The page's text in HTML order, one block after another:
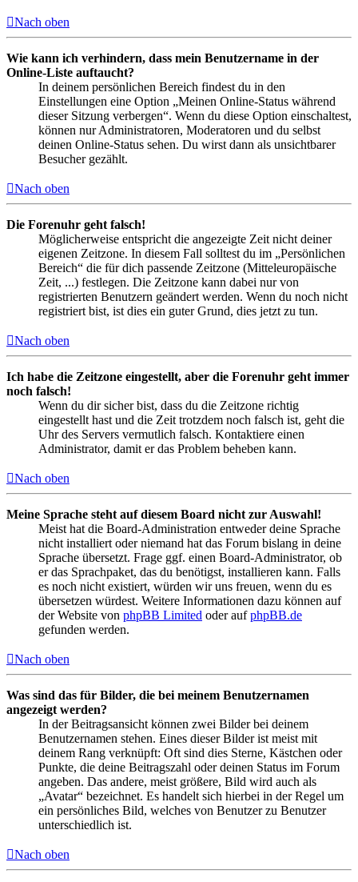
Nach oben
Wie kann ich verhindern, dass mein Benutzername in der
Online-Liste auftaucht?
In deinem persönlichen Bereich findest du in den
Einstellungen eine Option „Meinen Online-Status während
dieser Sitzung verbergen“. Wenn du diese Option einschaltest,
können nur Administratoren, Moderatoren und du selbst
deinen Online-Status sehen. Du wirst dann als unsichtbarer
Besucher gezählt.
Nach oben
Die Forenuhr geht falsch!
Möglicherweise entspricht die angezeigte Zeit nicht deiner
eigenen Zeitzone. In diesem Fall solltest du im „Persönlichen
Bereich“ die für dich passende Zeitzone (Mitteleuropäische
Zeit, ...) festlegen. Die Zeitzone kann dabei nur von
registrierten Benutzern geändert werden. Wenn du noch nicht
registriert bist, ist dies ein guter Grund, dies jetzt zu tun.
Nach oben
Ich habe die Zeitzone eingestellt, aber die Forenuhr geht immer
noch falsch!
Wenn du dir sicher bist, dass du die Zeitzone richtig
eingestellt hast und die Zeit trotzdem noch falsch ist, geht die
Uhr des Servers vermutlich falsch. Kontaktiere einen
Administrator, damit er das Problem beheben kann.
Nach oben
Meine Sprache steht auf diesem Board nicht zur Auswahl!
Meist hat die Board-Administration entweder deine Sprache
nicht installiert oder niemand hat das Forum bislang in deine
Sprache übersetzt. Frage ggf. einen Board-Administrator, ob
er das Sprachpaket, das du benötigst, installieren kann. Falls
es noch nicht existiert, würden wir uns freuen, wenn du es
übersetzen würdest. Weitere Informationen dazu können auf
der Website von phpBB Limited oder aufphpBB.de
gefunden werden.
Nach oben
Was sind das für Bilder, die bei meinem Benutzernamen
angezeigt werden?
In der Beitragsansicht können zwei Bilder bei deinem
Benutzernamen stehen. Eines dieser Bilder ist meist mit
deinem Rang verknüpft: Oft sind dies Sterne, Kästchen oder
Punkte, die deine Beitragszahl oder deinen Status im Forum
angeben. Das andere, meist größere, Bild wird auch als
„Avatar“ bezeichnet. Es handelt sich hierbei in der Regel um
ein persönliches Bild, welches von Benutzer zu Benutzer
unterschiedlich ist.
Nach oben